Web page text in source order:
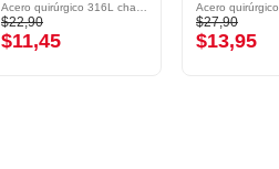
$22,90
$11,45
Acero quirúrgico
$27,90
$13,95